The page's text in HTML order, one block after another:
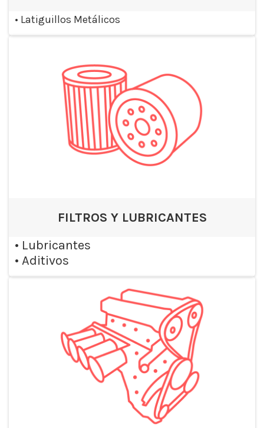
• Latiguillos Metálicos
FILTROS Y LUBRICANTES
• Lubricantes
• Aditivos